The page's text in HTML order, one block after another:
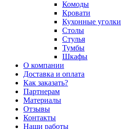
Комоды
Кровати
Кухонные уголки
Столы
Стулья
Тумбы
Шкафы
О компании
Доставка и оплата
Как заказать?
Партнерам
Материалы
Отзывы
Контакты
Наши работы